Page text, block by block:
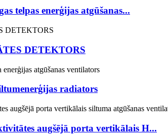
telpas enerģijas atgūšanas...
DETEKTORS
radiators
augšējā porta vertikālais H...